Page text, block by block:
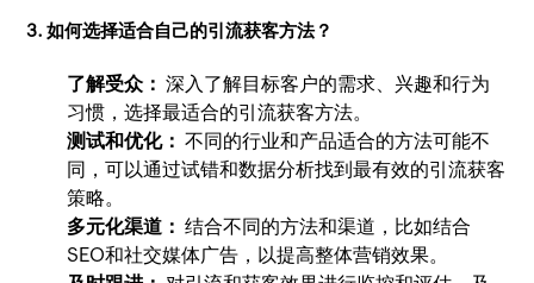
3. 如何选择适合自己的引流获客方法？
了解受众： 深入了解目标客户的需求、兴趣和行为
习惯，选择最适合的引流获客方法。
测试和优化： 不同的行业和产品适合的方法可能不
同，可以通过试错和数据分析找到最有效的引流获客
策略。
多元化渠道： 结合不同的方法和渠道，比如结合
SEO和社交媒体广告，以提高整体营销效果。